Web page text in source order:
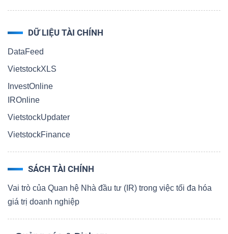
DỮ LIỆU TÀI CHÍNH
DataFeed
VietstockXLS
InvestOnline
IROnline
VietstockUpdater
VietstockFinance
SÁCH TÀI CHÍNH
Vai trò của Quan hệ Nhà đầu tư (IR) trong việc tối đa hóa
giá trị doanh nghiệp